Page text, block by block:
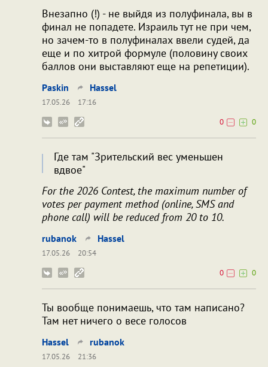
Внезапно (!) - не выйдя из полуфинала, вы в
финал не попадете. Израиль тут не при чем,
но зачем-то в полуфиналах ввели судей, да
еще и по хитрой формуле (половину своих
баллов они выставляют еще на репетиции).
Paskin Hassel
17.05.26
17:16
0
0
Где там "Зрительский вес уменьшен
вдвое"
For the 2026 Contest, the maximum number of
votes per payment method (online, SMS and
phone call) will be reduced from 20 to 10.
rubanok Hassel
17.05.26
20:54
0
0
Ты вообще понимаешь, что там написано?
Там нет ничего о весе голосов
Hassel rubanok
17.05.26
21:36